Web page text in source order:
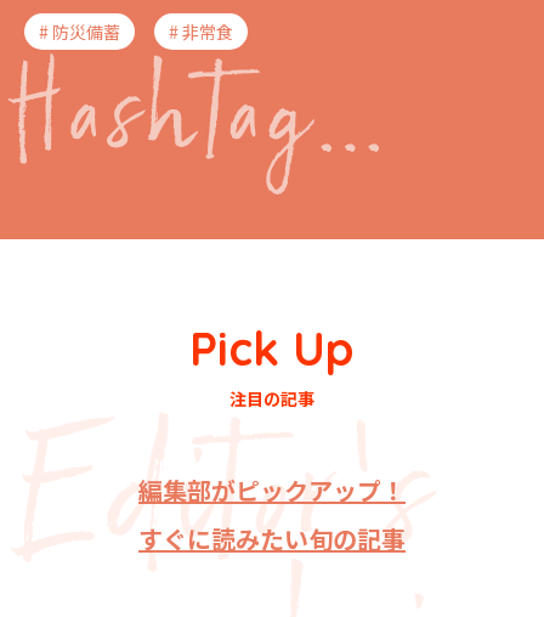
# 防災備蓄 # 非常食
Pick Up
注目の記事
編集部がピックアップ！
すぐに読みたい旬の記事